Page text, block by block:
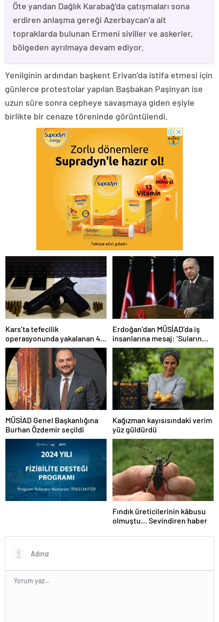
Öte yandan Dağlık Karabağ’da çatışmaları sona
erdiren anlaşma gereği Azerbaycan’a ait
topraklarda bulunan Ermeni siviller ve askerler,
bölgeden ayrılmaya devam ediyor.
Yenilginin ardından başkent Erivan’da istifa etmesi için
günlerce protestolar yapılan Başbakan Paşinyan ise
uzun süre sonra cepheye savaşmaya giden eşiyle
birlikte bir cenaze töreninde görüntülendi.
Kars’ta tefecilik
operasyonunda yakalanan 4
şüpheli tutuklandı
Erdoğan’dan MÜSİAD’da iş
insanlarına mesaj: ‘Suların
sakinleşmesi daha zaman
alacak’…
MÜSİAD Genel Başkanlığına
Burhan Özdemir seçildi
Kağızman kayısısındaki verim
yüz güldürdü
Fındık üreticilerinin kâbusu
olmuştu… Sevindiren haber